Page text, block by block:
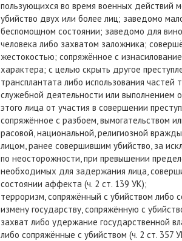
пользующихся во время военных действий
убийство двух или более лиц; заведомо
беспомощном состоянии; заведомо для
человека либо захватом заложника;
жестокостью; сопряжённое с
характера; с целью скрыть другое
трансплантата либо использования частей
служебной деятельности или выполнением
этого лица от участия в совершении
сопряжённое с разбоем, вымогательством
расовой, национальной, религиозной
лицом, ранее совершившим убийство, за
по неосторожности, при превышении
необходимых для задержания лица,
состоянии аффекта (ч. 2 ст. 139 УК);
терроризм, сопряжённый с убийством либо
измену государству, сопряжённую с
захват либо удержание государственной
либо сопряжённые с убийством (ч. 2 ст. 357